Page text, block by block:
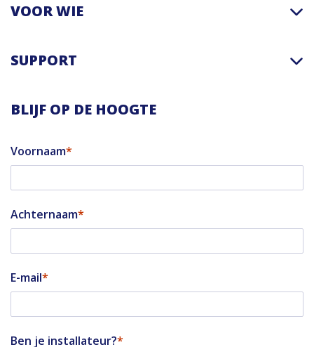
VOOR WIE
SUPPORT
BLIJF OP DE HOOGTE
Voornaam
Achternaam
E-mail
Ben je installateur?